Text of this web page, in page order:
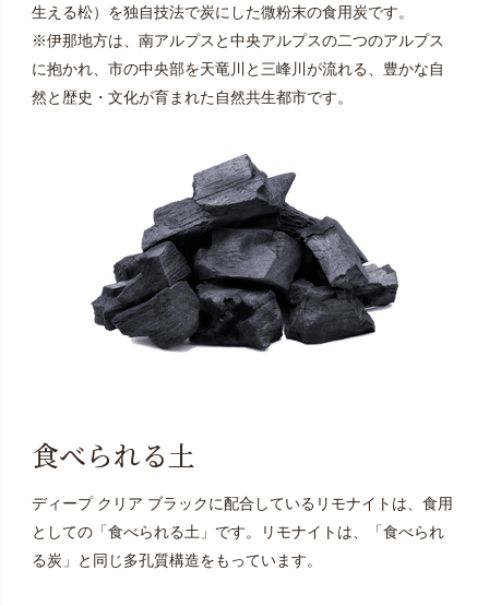
生える松）を独自技法で炭にした微粉末の食用炭です。
※伊那地方は、南アルプスと中央アルプスの二つのアルプス
に抱かれ、市の中央部を天竜川と三峰川が流れる、豊かな自
然と歴史・文化が育まれた自然共生都市です。
食べられる土
ディープ クリア ブラックに配合しているリモナイトは、食用
としての「食べられる土」です。リモナイトは、「食べられ
る炭」と同じ多孔質構造をもっています。